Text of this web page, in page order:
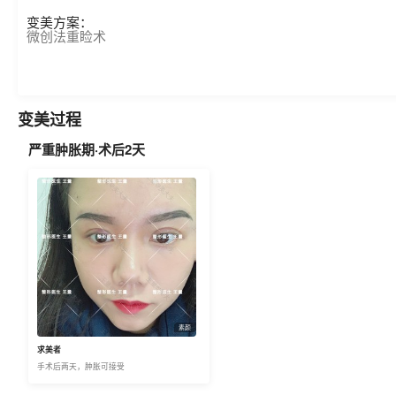
变美方案：
微创法重睑术
变美过程
严重肿胀期·术后2天
素颜
求美者
手术后两天，肿胀可接受